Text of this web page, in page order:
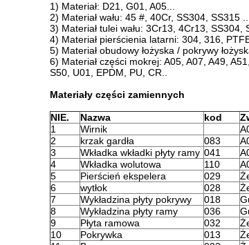
1) Materiał: D21, G01, A05...
2) Materiał wału: 45 #, 40Cr, SS304, SS315 ...
3) Materiał tulei wału: 3Cr13, 4Cr13, SS304,
4) Materiał pierścienia latarni: 304, 316,
5) Materiał obudowy łożyska / pokrywy
6) Materiał części mokrej: A05, A07, A49,
S50, U01, EPDM, PU, ​​CR..
Materiały części zamiennych
NIE. Nazwa kod
1
Wirnik
2
krzak gardła 083
3
Wkładka wkładki płyty ramy 041
4
Wkładka wolutowa 110
5
Pierścień ekspelera 029
6
wytłok 028
7
Wykładzina płyty pokrywy 018
8
Wykładzina płyty ramy 036
9
Płyta ramowa 032
10
Pokrywka 013